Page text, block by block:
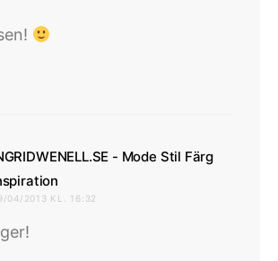
- Mode Stil Färg
04/2013 KL. 16:32